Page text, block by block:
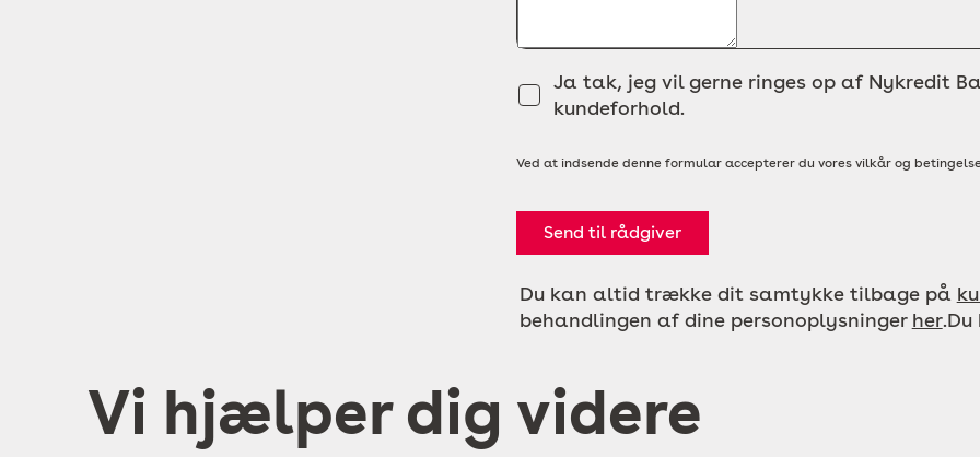
Ja tak, jeg vil gerne ringes op af Nykredit
kundeforhold.
Ved at indsende denne formular accepterer du vores vilkår og
Send til rådgiver
Du kan altid trække dit samtykke tilbage på
behandlingen af dine personoplysninger her
Vi hjælper dig videre